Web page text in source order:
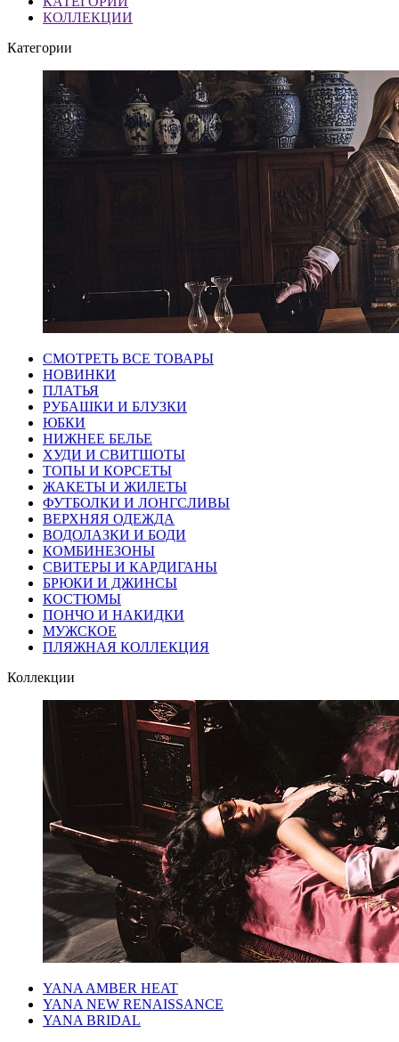
КОЛЛЕКЦИИ
Категории
СМОТРЕТЬ ВСЕ ТОВАРЫ
НОВИНКИ
ПЛАТЬЯ
РУБАШКИ И БЛУЗКИ
ЮБКИ
НИЖНЕЕ БЕЛЬЕ
ХУДИ И СВИТШОТЫ
ТОПЫ И КОРСЕТЫ
ЖАКЕТЫ И ЖИЛЕТЫ
ФУТБОЛКИ И ЛОНГСЛИВЫ
ВЕРХНЯЯ ОДЕЖДА
ВОДОЛАЗКИ И БОДИ
КОМБИНЕЗОНЫ
СВИТЕРЫ И КАРДИГАНЫ
БРЮКИ И ДЖИНСЫ
КОСТЮМЫ
ПОНЧО И НАКИДКИ
МУЖСКОЕ
ПЛЯЖНАЯ КОЛЛЕКЦИЯ
Коллекции
YANA AMBER HEAT
YANA NEW RENAISSANCE
YANA BRIDAL